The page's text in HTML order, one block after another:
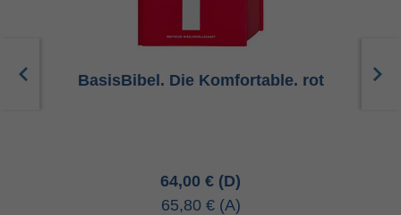
BasisBibel. Die Komfortable. rot
64,00 €
65,80 €